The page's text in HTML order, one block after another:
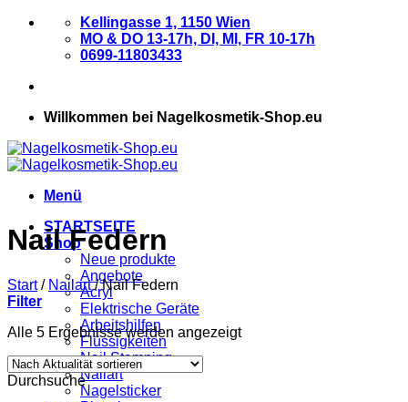
Zum
Kellingasse 1, 1150 Wien
MO & DO 13-17h, DI, MI, FR 10-17h
0699-11803433
Willkommen bei Nagelkosmetik-Shop.eu
Menü
STARTSEITE
Shop
Neue produkte
Angebote
Acryl
Elektrische Geräte
Arbeitshilfen
Flüssigkeiten
Nail Stamping
Nailart
Nagelsticker
Nail Federn
Start / Nailart /Nail Federn
Filter
Alle 5 Ergebnisse werden angezeigtNach
Durchsuche